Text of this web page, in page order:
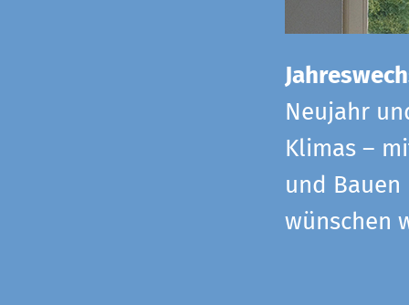
Neujahr
Klimas –
und
wünschen